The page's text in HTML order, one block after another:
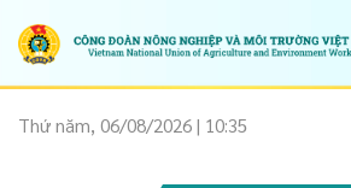
Thứ năm, 06/08/2026 | 10:35